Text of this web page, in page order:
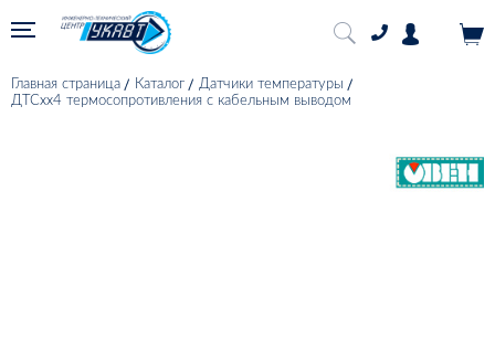
Главная страница Каталог
Датчики температуры
ДТСхх4 термосопротивления с кабельным выводом